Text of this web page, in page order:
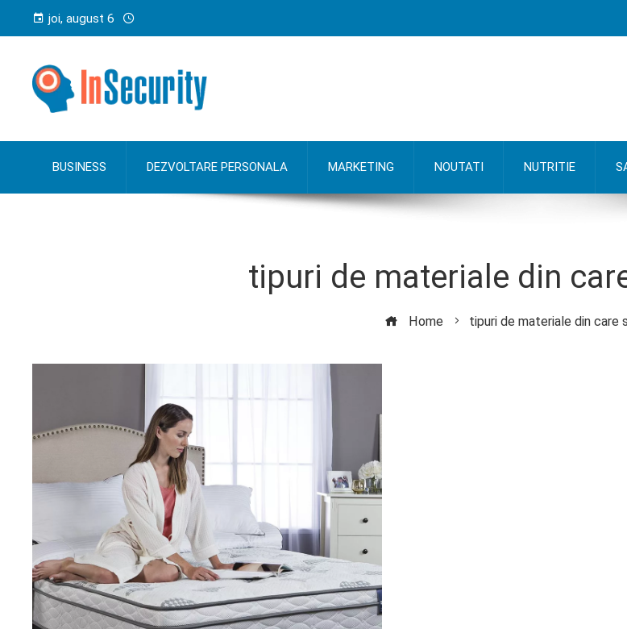
joi, august 6
BUSINESS DEZVOLTARE PERSONALA MARKETING NOUTATI NUTRITIE
tipuri de materiale din
Home tipuri de materiale din care